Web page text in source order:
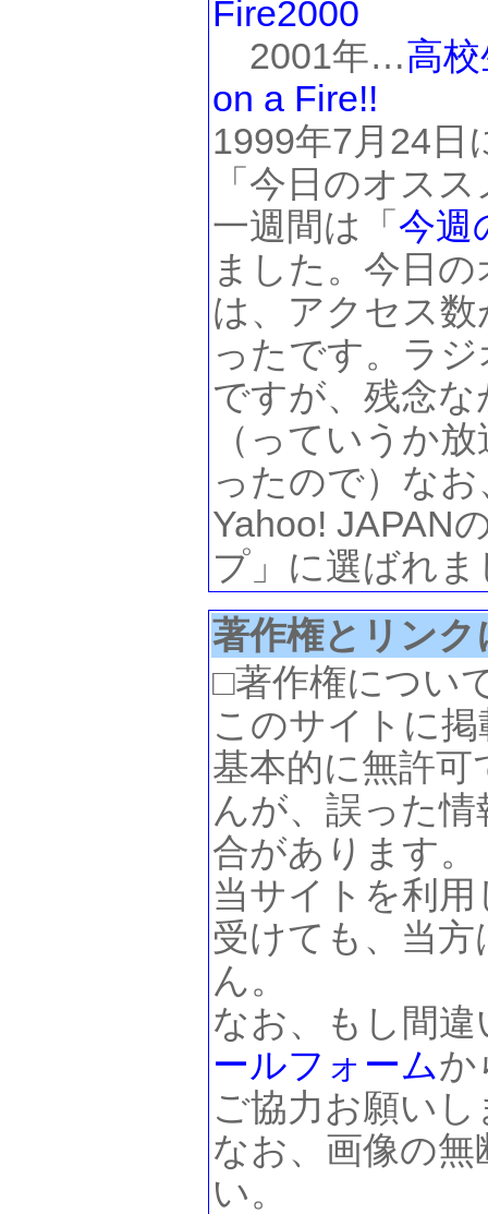
Fire2000
2001年…高
on a Fire!!
1999年7月24日
「今日のオス
一週間は「 今週
ました。今日
は、アクセス
ったです。ラ
ですが、残念
（っていうか
ったので）な
Yahoo! JAPAN
プ」に選ばれま
著作権とリン
□著作権につい
このサイトに
基本的に無許
んが、誤った
合があります。
当サイトを利
受けても、当
ん。
なお、もし間
ールフォームか
ご協力お願いし
なお、画像の
い。